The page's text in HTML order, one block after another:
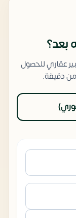
بعد؟
عقاري للحصول
دقيقة.